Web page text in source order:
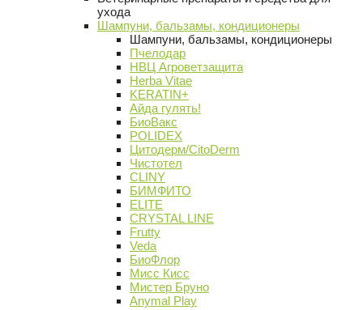
ухода
Шампуни, бальзамы, кондиционеры
Шампуни, бальзамы, кондиционеры
Пчелодар
НВЦ Агроветзащита
Herba Vitae
KERATIN+
Айда гулять!
БиоВакс
POLIDEX
Цитодерм/CitoDerm
Чистотел
CLINY
БИМФИТО
ELITE
CRYSTAL LINE
Frutty
Veda
БиоФлор
Мисс Кисс
Мистер Бруно
Anymal Play